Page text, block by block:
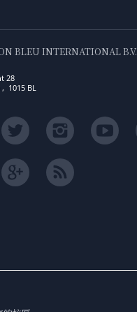
BLEU INTERNATIONAL B.V.
28
1015 BL